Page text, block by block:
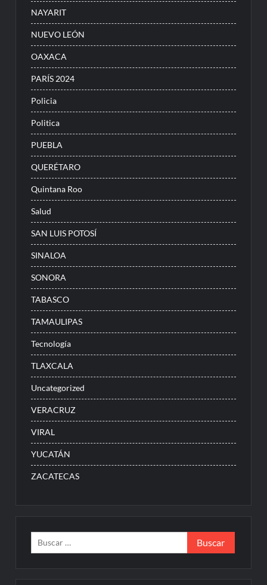
NAYARIT
NUEVO LEÓN
OAXACA
PARÍS 2024
Policia
Politica
PUEBLA
QUERÉTARO
Quintana Roo
Salud
SAN LUIS POTOSÍ
SINALOA
SONORA
TABASCO
TAMAULIPAS
Tecnología
TLAXCALA
Uncategorized
VERACRUZ
VIRAL
YUCATÁN
ZACATECAS
Buscar: